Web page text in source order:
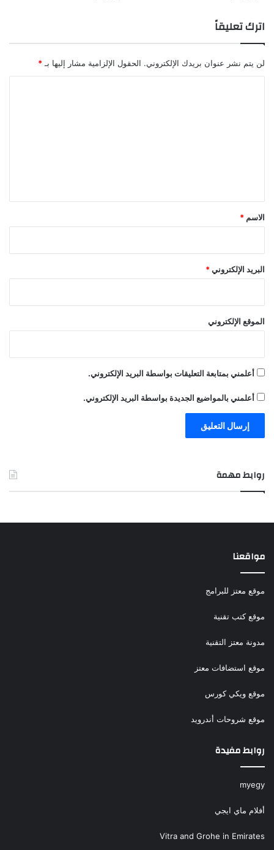
اترك تعليقاً
لن يتم نشر عنوان بريدك الإلكتروني. الحقول الإلزامية مشار إليها بـ*
*
الاسم *
البريد الإلكتروني*
الموقع الإلكتروني
أعلمني بمتابعة التعليقات بواسطة البريد الإلكتروني.
أعلمني بالمواضيع الجديدة بواسطة البريد الإلكتروني.
روابط مهمة
مواقعنا
موقع معتز للبرامج
موقع كتب تقنية
مدونة معتز التقنية
موقع استضافات معتز
موقع ويكي كورس
موقع شروحات أندرويد
روابط مفيدة
myegy
أفلام ماي ايجي
Vitra and Grohe in Emirates